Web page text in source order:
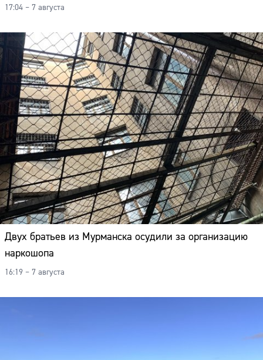
17:04 – 7 августа
Двух братьев из Мурманска осудили за организацию
наркошопа
16:19 – 7 августа
Телефон: